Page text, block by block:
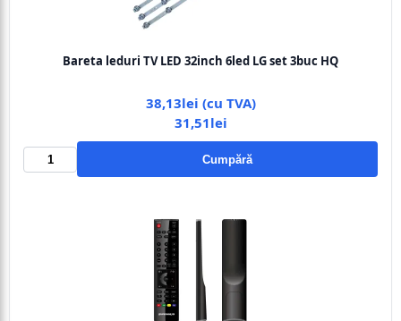
Bareta leduri TV LED 32inch 6led LG set 3buc HQ
38,13lei (cu TVA)
31,51lei
Cumpără